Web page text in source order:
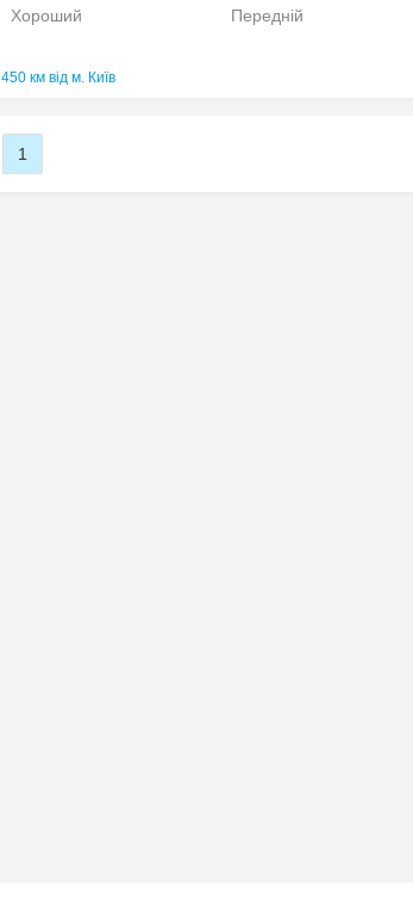
Хороший Передній
450 км від м. Київ
1